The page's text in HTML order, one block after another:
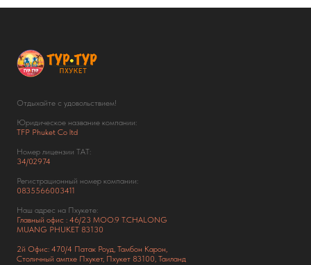
Отдыхайте с удовольствием!
Юридическое название компании:
TFP Phuket Co ltd
Номер лицензии ТАТ:
34/02974
Регистрационный номер компании:
0835566003411
Наш адрес на Пхукете:
Главный офис : 46/23 MOO.9 T.CHALONG
MUANG PHUKET 83130
2й Офис: 470/4 Патак Роуд, Тамбон Карон,
Столичный ампхе Пхукет, Пхукет 83100, Таиланд